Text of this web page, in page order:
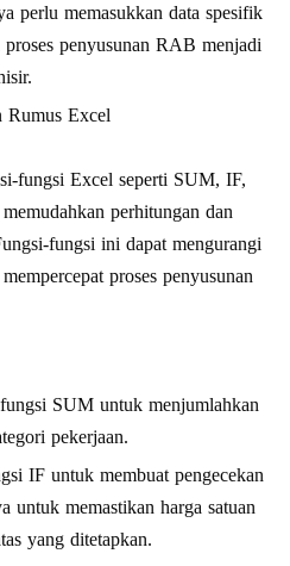
perlu memasukkan data spesifik
penyusunan RAB menjadi
Rumus Excel
fungsi Excel seperti SUM, IF,
perhitungan dan
fungsi ini dapat mengurangi
proses penyusunan
SUM untuk menjumlahkan
pekerjaan.
IF untuk membuat pengecekan
untuk memastikan harga satuan
yang ditetapkan.